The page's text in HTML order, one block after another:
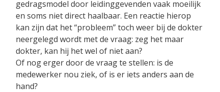
gedragsmodel door leidinggevenden vaak moeilijk
en soms niet direct haalbaar. Een reactie hierop
kan zijn dat het “probleem” toch weer bij de dokter
neergelegd wordt met de vraag: zeg het maar
dokter, kan hij het wel of niet aan?
Of nog erger door de vraag te stellen: is de
medewerker nou ziek, of is er iets anders aan de
hand?